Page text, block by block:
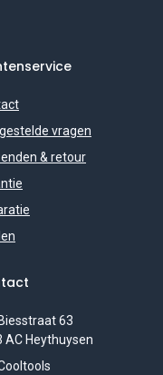
vragen
& retour
Biesstraat 63
AC Heythuysen